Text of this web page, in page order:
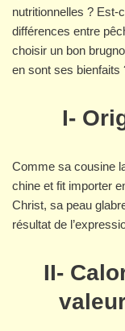
nutritionnelles ? Est-
différences entre
choisir un bon
en sont ses bienfaits
I-
Comme sa cousine
chine et fit importer
Christ, sa peau
résultat de
II-